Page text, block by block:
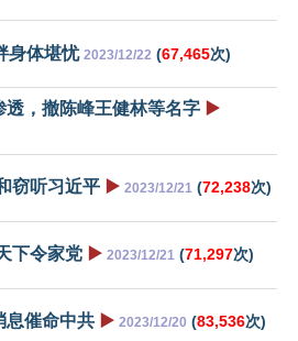
身体堪忧 2023/12/22 (67,465次)
透，撤陈峰王健林等名字 ▶️
窃听习近平 ▶️ 2023/12/21 (72,238次)
下令家党 ▶️ 2023/12/21 (71,297次)
息催命中共 ▶️ 2023/12/20 (83,536次)